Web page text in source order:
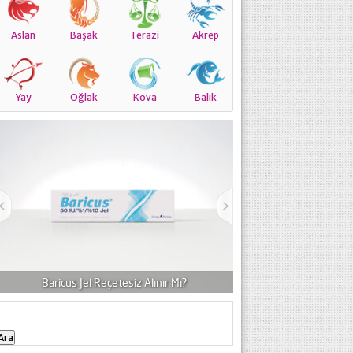
Aslan Başak Terazi Akrep
Yay Oğlak Kova Balık
Baricus Jel Reçetesiz Alınır Mı? Dermo-Rest Krem
Arama: